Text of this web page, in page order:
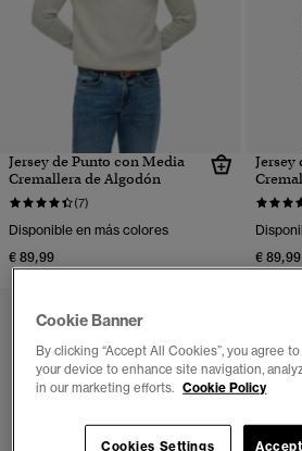
Jersey de Punto con Media
Cremallera de Algodón
(7)
Disponible en más colores
€ 89,99
Jersey
€ 89,99
Cookie Banner
By clicking “Accept All Cookies”, you agree
your device to enhance site navigation,
in our marketing efforts. Cookie Policy
Cookies Settings